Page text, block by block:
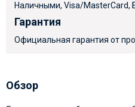
Наличными, Visa/MasterCard,
Гарантия
Официальная гарантия от
Обзор